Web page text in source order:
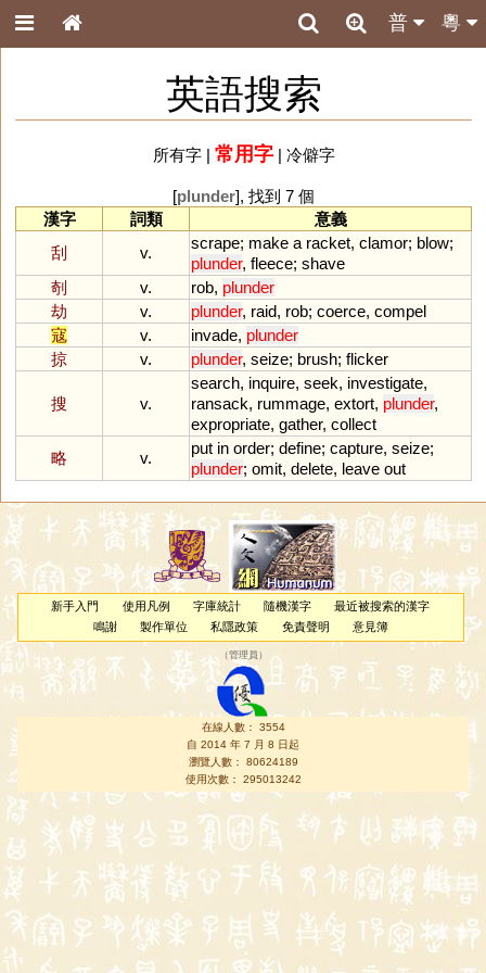
粵
普
英語搜索
所有字| 常用字| 冷僻字
[plunder], 找到 7 個
漢字
詞類
意義
刮
v.
scrape; make a racket, clamor; blow;
plunder, fleece; shave
剞
v. rob, plunder
劫
v. plunder, raid, rob; coerce, compel
寇
v. invade, plunder
掠
v. plunder, seize; brush; flicker
搜 v.
search, inquire, seek, investigate,
ransack, rummage, extort, plunder,
expropriate, gather, collect
略
v.
put in order; define; capture, seize;
plunder; omit, delete, leave out
新手入門 使用凡例 字庫統計 隨機漢字
最近被搜索的漢字
鳴謝
製作單位 私隱政策 免責聲明 意見簿
（管理員 ）
在線人數： 3554
自 2014 年 7 月 8 日起
瀏覽人數： 80624189
使用次數： 295013242